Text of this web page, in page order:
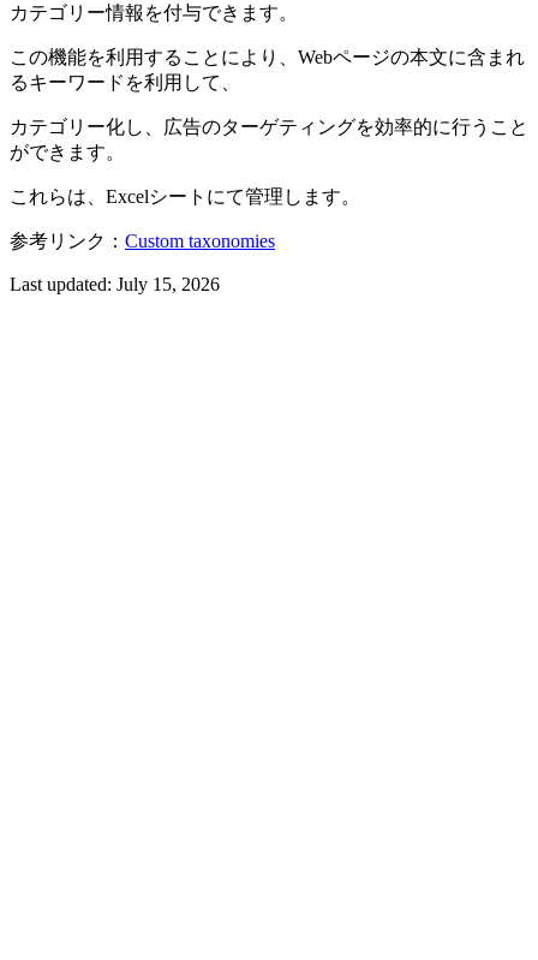
カテゴリー情報を付与できます。
この機能を利用することにより、Webページの本文に含まれ
るキーワードを利用して、
カテゴリー化し、広告のターゲティングを効率的に行うこと
ができます。
これらは、Excelシートにて管理します。
参考リンク： Custom taxonomies
Last updated: July 15, 2026